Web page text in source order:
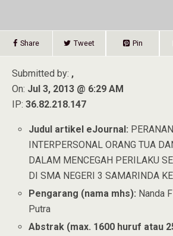
Share Tweet Pin
Submitted by: ,
On: Jul 3, 2013 @ 6:29 AM
IP: 36.82.218.147
Judul artikel eJournal:
INTERPERSONAL ORANG TUA
DALAM MENCEGAH PERILAKU
DI SMA NEGERI 3 SAMARINDA
Pengarang (nama mhs): Nanda
Putra
Abstrak (max. 1600 huruf atau